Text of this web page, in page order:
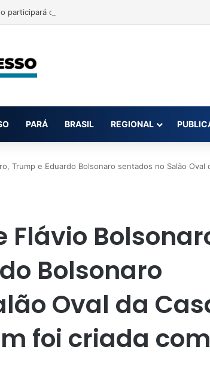
participará de Jornada Acadêmica de Direito da
PARÁ BRASIL REGIONAL
Trump e Eduardo Bolsonaro sentados no Salão Oval
Flávio
Bolsonaro
Oval da
foi criada